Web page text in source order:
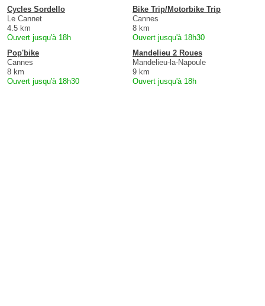
Cycles Sordello
Le Cannet
4.5 km
Ouvert jusqu'à 18h
Bike Trip/Motorbike Trip
Cannes
8 km
Ouvert jusqu'à 18h30
Pop'bike
Cannes
8 km
Ouvert jusqu'à 18h30
Mandelieu 2 Roues
Mandelieu-la-Napoule
9 km
Ouvert jusqu'à 18h